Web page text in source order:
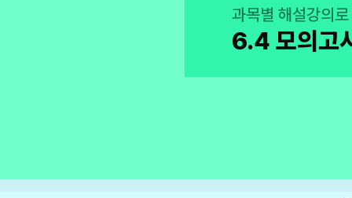
과목별 해설강의
6.4 모의고